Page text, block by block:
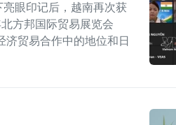
眼印记后，越南再次获
方邦国际贸易展览会
济贸易合作中的地位和日